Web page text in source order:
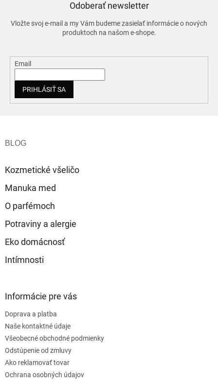
Odoberať newsletter
Vložte svoj e-mail a my Vám budeme zasielať informácie o nových
produktoch na našom e-shope.
Email
PRIHLÁSIŤ SA
Kozmetické všeličo
Manuka med
O parfémoch
Potraviny a alergie
Eko domácnosť
Intímnosti
Informácie pre vás
Doprava a platba
Naše kontaktné údaje
Všeobecné obchodné podmienky
Odstúpenie od zmluvy
Ako reklamovať tovar
Ochrana osobných údajov